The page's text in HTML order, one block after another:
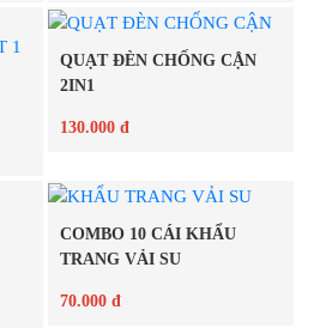
QUẠT ĐÈN CHỐNG CẬN
2IN1
130.000 đ
Chi tiết
COMBO 10 CÁI KHẨU
TRANG VẢI SU
70.000 đ